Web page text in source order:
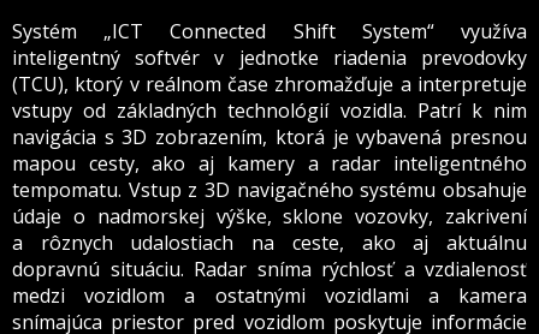
Systém „ICT Connected Shift System“ využíva
inteligentný softvér v jednotke riadenia prevodovky
(TCU), ktorý v reálnom čase zhromažďuje a interpretuje
vstupy od základných technológií vozidla. Patrí k nim
navigácia s 3D zobrazením, ktorá je vybavená presnou
mapou cesty, ako aj kamery a radar inteligentného
tempomatu. Vstup z 3D navigačného systému obsahuje
údaje o nadmorskej výške, sklone vozovky, zakrivení
a rôznych udalostiach na ceste, ako aj aktuálnu
dopravnú situáciu. Radar sníma rýchlosť a vzdialenosť
medzi vozidlom a ostatnými vozidlami a kamera
snímajúca priestor pred vozidlom poskytuje informácie